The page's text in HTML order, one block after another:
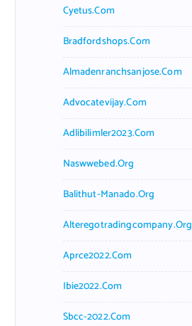
Cyetus.com
Bradfordshops.com
Almadenranchsanjose.com
Advocatevijay.com
Adlibilimler2023.com
Naswwebed.org
Balithut-Manado.org
Alteregotradingcompany.org
Aprce2022.com
Ibie2022.com
Sbcc-2022.com